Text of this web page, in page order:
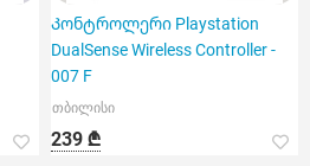
Კონტროლერი Playstation
DualSense Wireless Controller -
007 F
თბილისი
239 ₾